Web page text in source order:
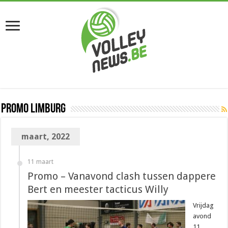
Promo Limburg
maart, 2022
11 maart
Promo – Vanavond clash tussen dappere
Bert en meester tacticus Willy
Vrijdag
avond